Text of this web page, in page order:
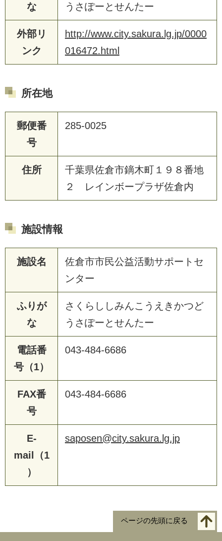
な
うさぽーとせんたー
外部リ
ンク
http://www.city.sakura.lg.jp/0000
016472.html
所在地
郵便番
号
285-0025
住所
千葉県佐倉市鏑木町１９８番地
２ レインボープラザ佐倉内
施設情報
施設名
佐倉市市民公益活動サポートセ
ンター
ふりが
な
さくらししみんこうえきかつど
うさぽーとせんたー
電話番
号（1）
043-484-6686
FAX番
号
043-484-6686
E-
mail（1
）
saposen@city.sakura.lg.jp
ページの先頭に戻る